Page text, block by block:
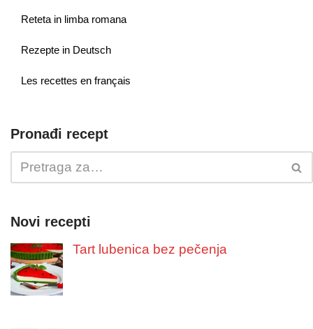
Reteta in limba romana
Rezepte in Deutsch
Les recettes en français
Pronađi recept
Novi recepti
Tart lubenica bez pečenja